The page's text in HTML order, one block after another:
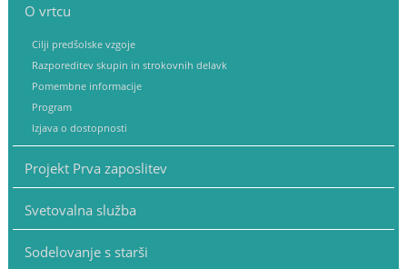
O vrtcu
Cilji predšolske vzgoje
Razporeditev skupin in strokovnih delavk
Pomembne informacije
Program
Izjava o dostopnosti
Projekt Prva zaposlitev
Svetovalna služba
Sodelovanje s starši